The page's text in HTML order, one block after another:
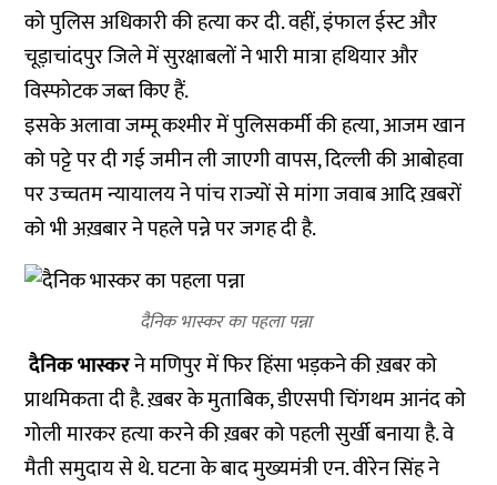
को पुलिस अधिकारी की हत्या कर दी. वहीं, इंफाल ईस्ट और
चूड़ाचांदपुर जिले में सुरक्षाबलों ने भारी मात्रा हथियार और
विस्फोटक जब्त किए हैं.
इसके अलावा जम्मू कश्मीर में पुलिसकर्मी की हत्या, आजम खान
को पट्टे पर दी गई जमीन ली जाएगी वापस, दिल्ली की आबोहवा
पर उच्चतम न्यायालय ने पांच राज्यों से मांगा जवाब आदि ख़बरों
को भी अख़बार ने पहले पन्ने पर जगह दी है.
दैनिक भास्कर का पहला पन्ना
दैनिक भास्करने मणिपुर में फिर हिंसा भड़कने की ख़बर को
प्राथमिकता दी है. ख़बर के मुताबिक, डीएसपी चिंगथम आनंद को
गोली मारकर हत्या करने की ख़बर को पहली सुर्खी बनाया है. वे
मैती समुदाय से थे. घटना के बाद मुख्यमंत्री एन. वीरेन सिंह ने